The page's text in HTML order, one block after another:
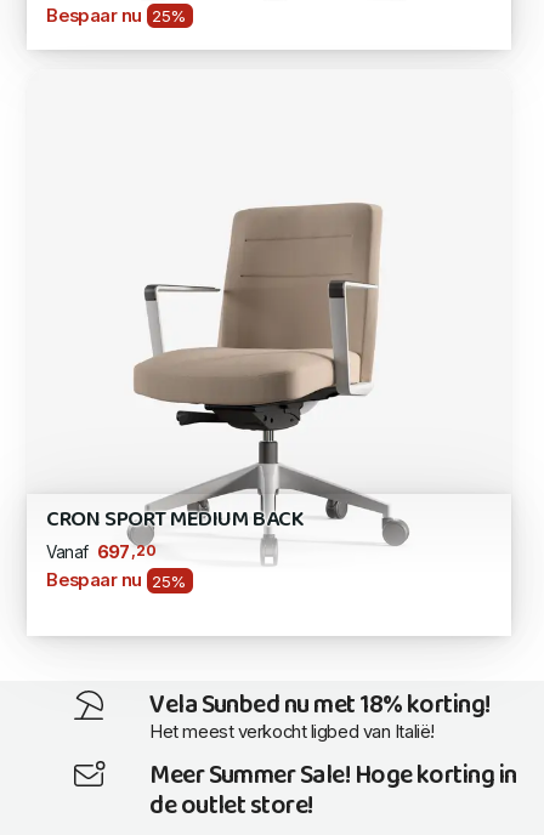
Bespaar nu 25%
CRON SPORT MEDIUM BACK
Vanaf 697 ,20
Bespaar nu 25%
Vela Sunbed nu met 18% korting!
Het meest verkocht ligbed van Italië!
Meer Summer Sale! Hoge korting in
de outlet store!